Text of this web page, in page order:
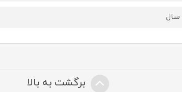
برگشت به بالا